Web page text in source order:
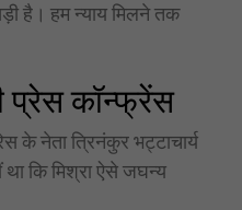
है। हम न्याय मिलने तक
कॉन्फ्रेंस
के नेता त्रिनंकुर भट्टाचार्य
था कि मिश्रा ऐसे जघन्य